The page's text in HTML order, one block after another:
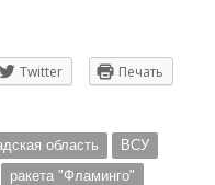
Twitter Печать
область
ВСУ
ракета "Фламинго"